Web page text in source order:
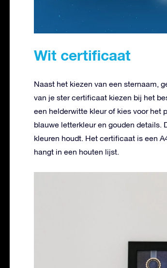
Wit certificaat
Naast het kiezen van een sternaam,
van je ster certificaat kiezen bij het
een helderwitte kleur of kies voor het
blauwe letterkleur en gouden details.
kleuren houdt. Het certificaat is een
hangt in een houten lijst.